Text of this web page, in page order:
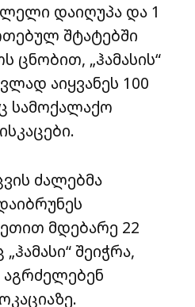
დაიღუპა და 1
შტატებში
ცნობით, „ჰამასის“
აიყვანეს 100
სამოქალაქო
ძალებმა
მდებარე 22
შეიჭრა,
აგრძელებენ